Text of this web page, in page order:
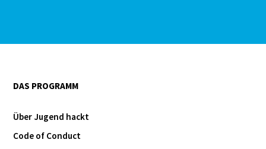
DAS PROGRAMM
Über Jugend hackt
Code of Conduct